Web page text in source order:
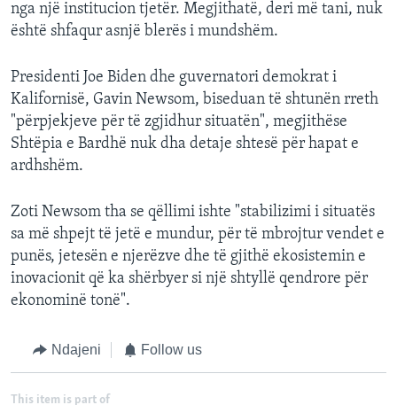
nga një institucion tjetër. Megjithatë, deri më tani, nuk
është shfaqur asnjë blerës i mundshëm.
Presidenti Joe Biden dhe guvernatori demokrat i
Kalifornisë, Gavin Newsom, biseduan të shtunën rreth
"përpjekjeve për të zgjidhur situatën", megjithëse
Shtëpia e Bardhë nuk dha detaje shtesë për hapat e
ardhshëm.
Zoti Newsom tha se qëllimi ishte "stabilizimi i situatës
sa më shpejt të jetë e mundur, për të mbrojtur vendet e
punës, jetesën e njerëzve dhe të gjithë ekosistemin e
inovacionit që ka shërbyer si një shtyllë qendrore për
ekonominë tonë".
Ndajeni Follow us
This item is part of